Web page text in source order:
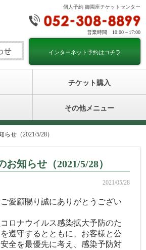
個人予約 御園座チケットセンター
営業時間 10:00～17:00
インターネット予約はコチラ
せ
チケット購入
その他メニュー
せ（2021/5/28）
知らせ（2021/5/28）
2021/05/28
愛顧賜り誠にありがとうござい
ロナウイルス感染拡大予防のた
遵守するとともに、お客様と公
全を最優先に考え、感染予防対